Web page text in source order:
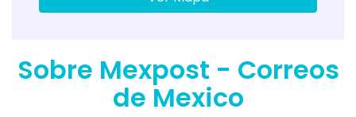
Sobre Mexpost - Correos
de Mexico